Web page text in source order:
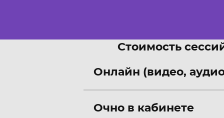
Стоимость
Онлайн (видео,
Очно в кабинете